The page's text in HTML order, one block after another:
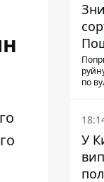
по
У